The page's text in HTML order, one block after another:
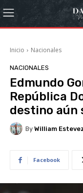
Inicio Nacionales
NACIONALES
Edmundo
República
destino aún
By William
Facebook